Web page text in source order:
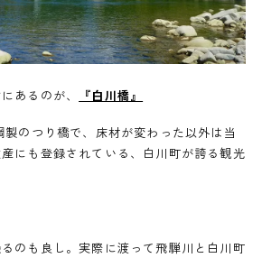
あるのが、 『白川橋』
のつり橋で、床材が変わった以外は当
にも登録されている、白川町が誇る観光
のも良し。実際に渡って飛騨川と白川町